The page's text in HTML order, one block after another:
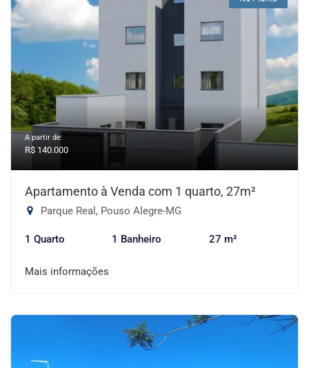
A partir de:
R$ 140.000
Apartamento à Venda com 1 quarto, 27m²
Parque Real, Pouso Alegre-MG
1 Quarto 1 Banheiro 27 m²
Mais informações